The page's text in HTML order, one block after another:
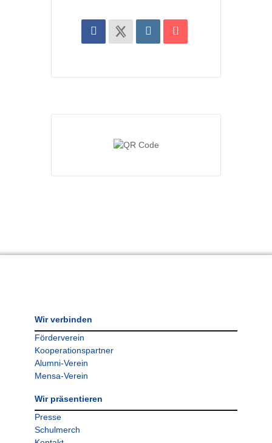
Wir verbinden
Förderverein
Kooperationspartner
Alumni-Verein
Mensa-Verein
Wir präsentieren
Presse
Schulmerch